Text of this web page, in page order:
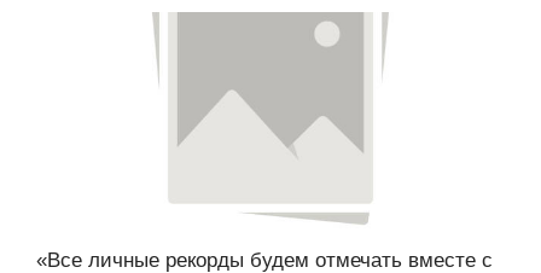
«Все личные рекорды будем отмечать вместе с